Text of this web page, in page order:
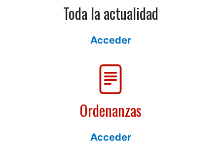
Toda la actualidad
Acceder
Ordenanzas
Acceder